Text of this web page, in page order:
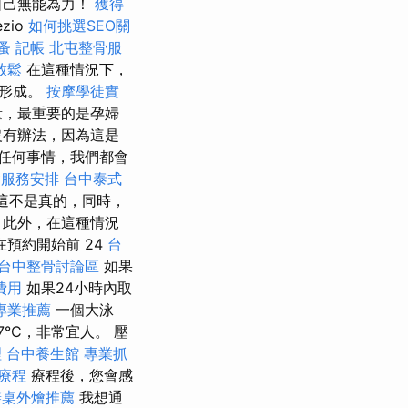
如何挑選SEO關
記帳 北屯整骨服
鬆 在這種情況下，
成。 按摩學徒實
最重要的是孕婦
辦法，因為這是
何事情，我們都會
務安排 台中泰式
是真的，同時，
外，在這種情況
預約開始前 24 台
中整骨討論區 如果
用 如果24小時內取
業推薦 一個大泳
，非常宜人。 壓
台中養生館 專業抓
程 療程後，您會感
外燴推薦 我想通